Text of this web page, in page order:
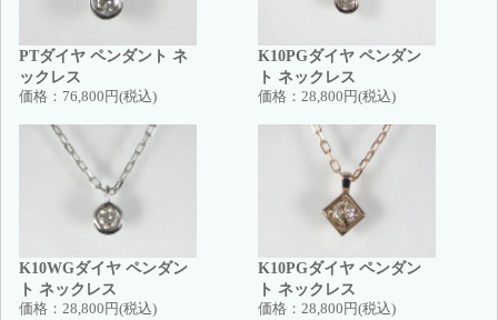
PTダイヤ ペンダント ネ
ックレス
価格： 76,800円(税込)
K10PGダイヤ ペンダン
ト ネックレス
価格： 28,800円(税込)
K10WGダイヤ ペンダン
ト ネックレス
価格： 28,800円(税込)
K10PGダイヤ ペンダン
ト ネックレス
価格： 28,800円(税込)